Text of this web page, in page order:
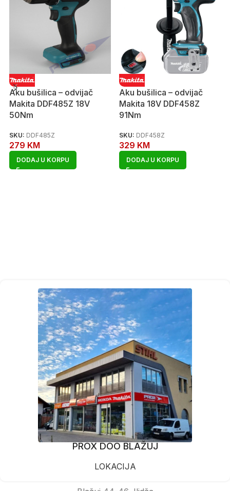
Aku bušilica – odvijač
Makita DDF485Z 18V
50Nm
SKU: DDF485Z
279 KM
DODAJ U KORPU
Aku bušilica – odvijač
Makita 18V DDF458Z
91Nm
SKU: DDF458Z
329 KM
DODAJ U KORPU
PROX DOO BLAŽUJ
LOKACIJA